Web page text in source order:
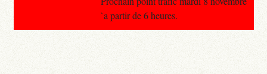
`a partir de 6 heures.